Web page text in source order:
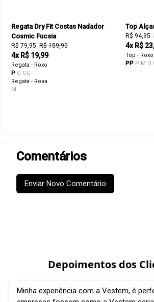
Regata Dry Fit Costas Nadador
Cosmic Fucsia
R$ 79,95 R$ 159,90
4x R$ 19,99
Regata - Roxo
P G GG
Regata - Rosa
M
Top
R$ 94,95
4x R$
Top - Roxo
PP P M G
Comentários
Enviar Novo Comentário
Depoimentos dos
Minha experiência com a Vestem, é